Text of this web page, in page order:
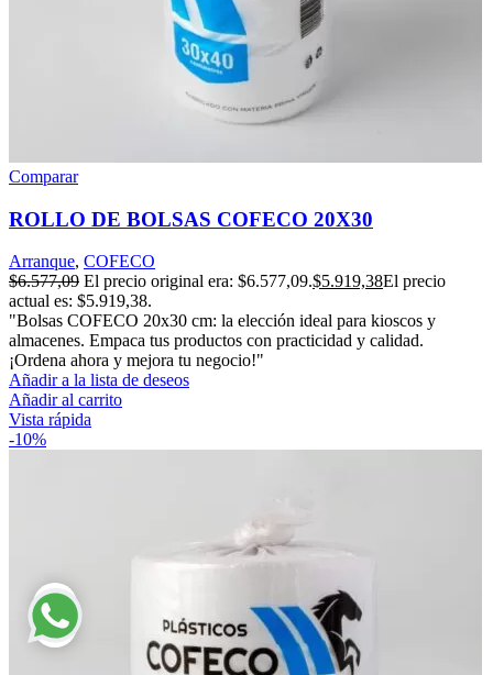
Comparar
ROLLO DE BOLSAS COFECO 20X30
Arranque, COFECO
$6.577,09 El precio original era: $6.577,09.$5.919,38El precio
actual es: $5.919,38.
"Bolsas COFECO 20x30 cm: la elección ideal para kioscos y
almacenes. Empaca tus productos con practicidad y calidad.
¡Ordena ahora y mejora tu negocio!"
Añadir a la lista de deseos
Añadir al carrito
Vista rápida
-10%